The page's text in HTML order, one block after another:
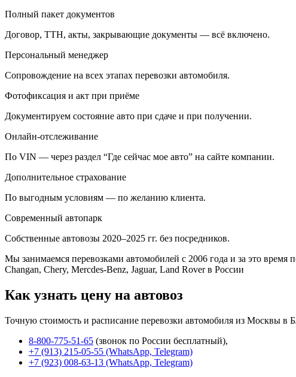
Полный пакет документов
Договор, ТТН, акты, закрывающие документы — всё включено.
Персональный менеджер
Сопровождение на всех этапах перевозки автомобиля.
Фотофиксация и акт при приёме
Документируем состояние авто при сдаче и при получении.
Онлайн-отслеживание
По VIN — через раздел “Где сейчас мое авто” на сайте компании.
Дополнительное страхование
По выгодным условиям — по желанию клиента.
Современный автопарк
Собственные автовозы 2020–2025 гг. без посредников.
Мы занимаемся перевозками автомобилей с 2006 года и за это
Changan, Chery, Mercdes-Benz, Jaguar, Land Rover в России
Как узнать цену на автовоз
Точную стоимость и расписание перевозки автомобиля из Москвы в
8-800-775-51-65 (звонок по России бесплатный),
+7 (913) 215-05-55 (WhatsApp, Telegram)
+7 (923) 008-63-13 (WhatsApp, Telegram)